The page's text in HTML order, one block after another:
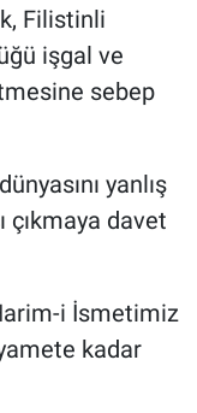
Filistinli
işgal ve
sebep
yanlış
çıkmaya davet
i İsmetimiz
kadar